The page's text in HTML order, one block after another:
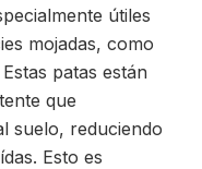
útiles
mojadas, como
patas están
que
suelo, reduciendo
Esto es